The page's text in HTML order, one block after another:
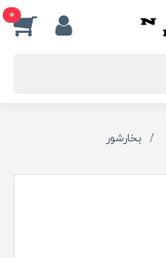
0
بخارشور